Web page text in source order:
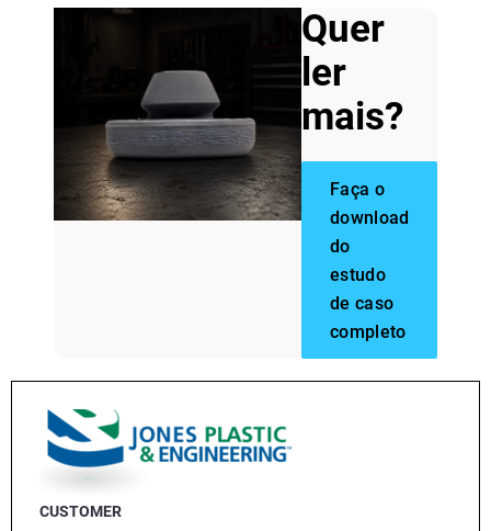
CUSTOMER
Quer
ler
mais?
Faça o
download
do
estudo
de caso
completo